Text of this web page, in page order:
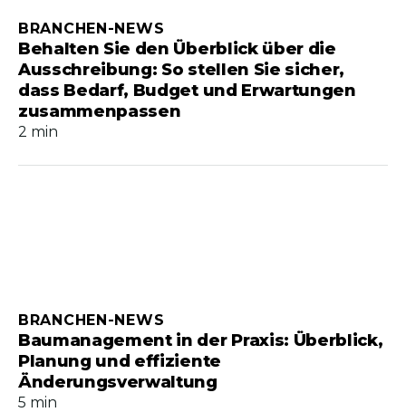
Behalten Sie den Überblick über die
Ausschreibung: So stellen Sie sicher,
dass Bedarf, Budget und Erwartungen
zusammenpassen
BRANCHEN-NEWS
2 min
Baumanagement in der Praxis: Überblick,
Planung und effiziente
Änderungsverwaltung
BRANCHEN-NEWS
5 min